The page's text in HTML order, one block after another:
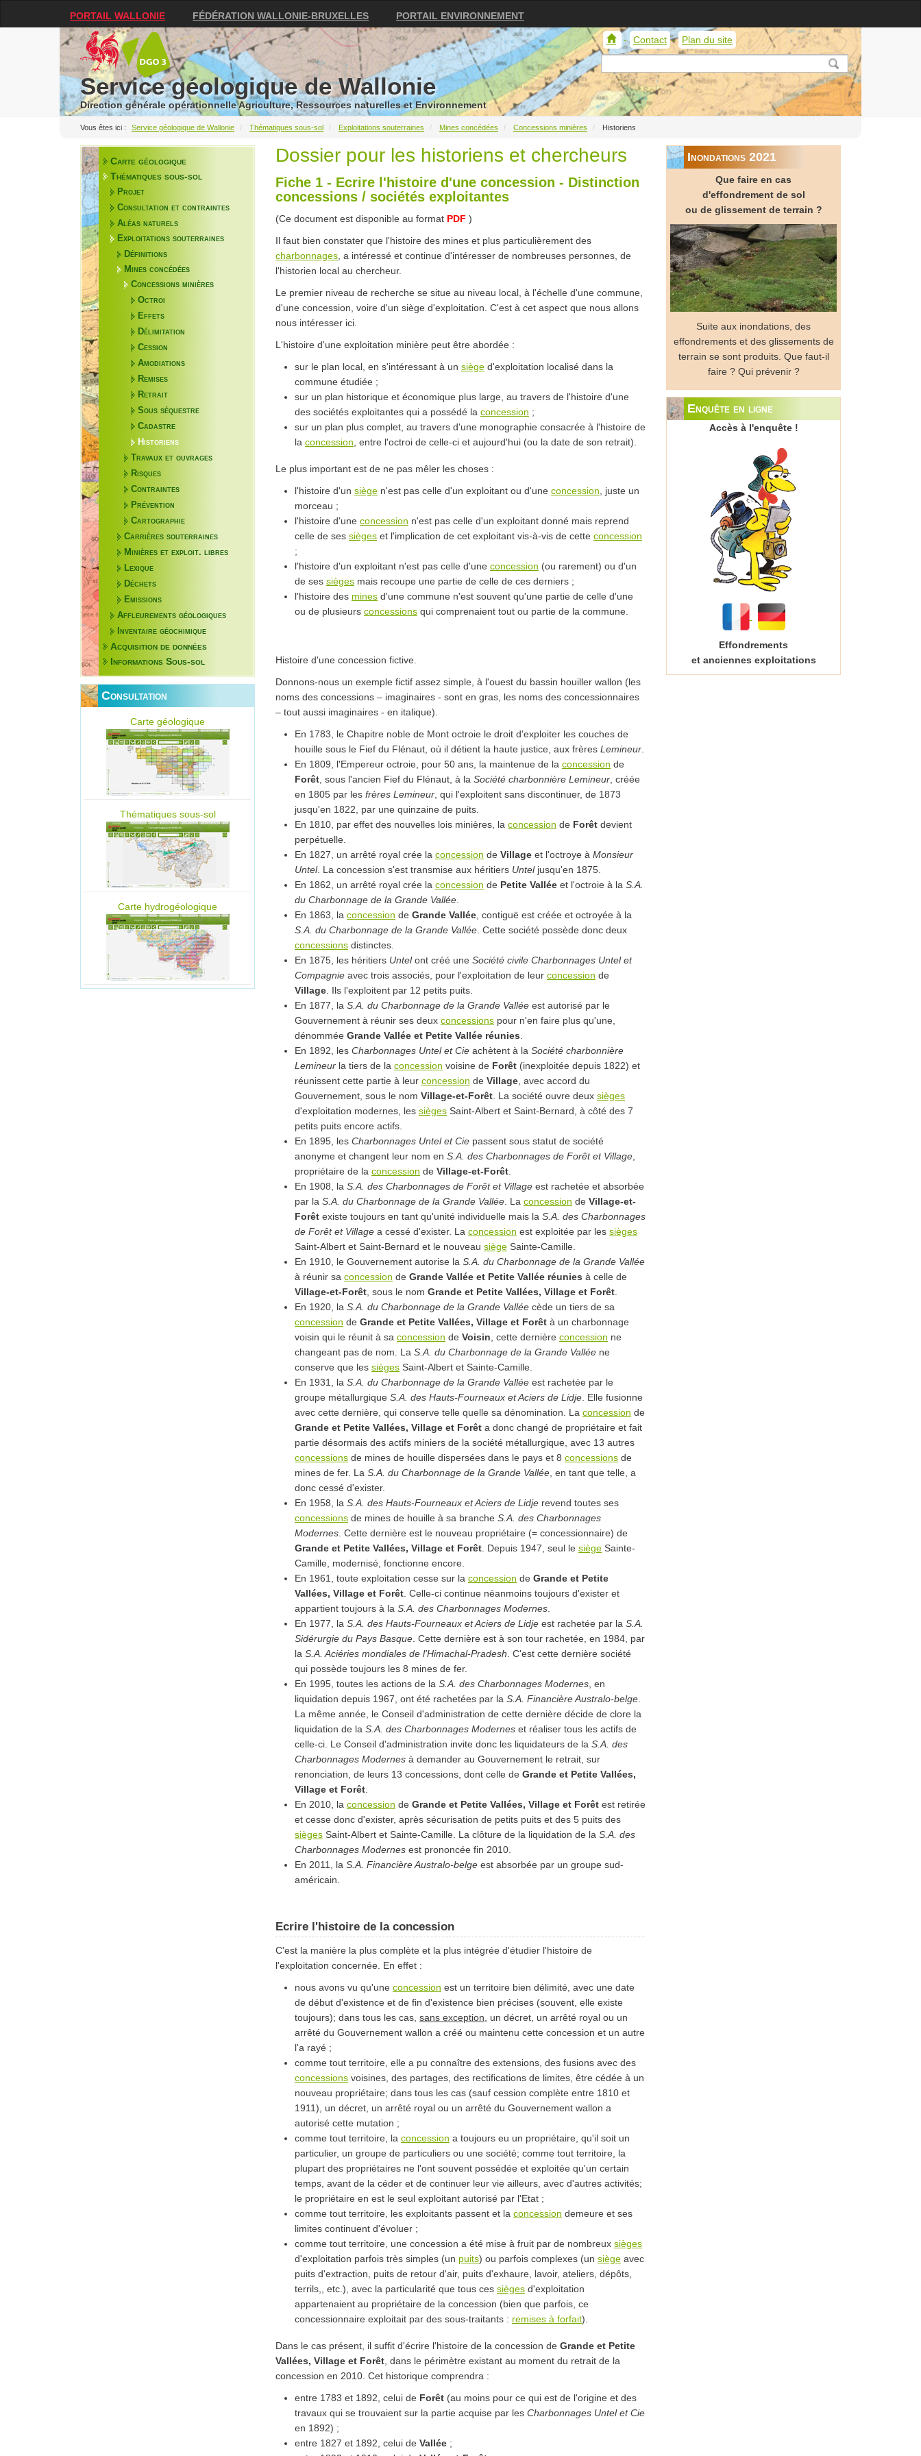
PORTAIL WALLONIE FÉDÉRATION WALLONIE-BRUXELLES PORTAIL ENVIRONNEMENT
Service géologique de Wallonie
Direction générale opérationnelle Agriculture, Ressources naturelles et Environnement
Service
de
Wallonie
Contact Plan du site
Service géologique de Wallonie Thématiques sous-sol Exploitations souterraines Mines concédées Concessions minières Historiens
Carte géologique
Thématiques sous-sol
Projet
Consultation et contraintes
Aléas naturels
Exploitations souterraines
Définitions
Mines concédées
Concessions minières
Octroi
Effets
Délimitation
Cession
Amodiations
Remises
Retrait
Sous séquestre
Cadastre
Historiens
Travaux et ouvrages
Risques
Contraintes
Prévention
Cartographie
Carrières souterraines
Minières et exploit. libres
Lexique
Déchets
Emissions
Affleurements géologiques
Inventaire géochimique
Acquisition de données
Informations Sous-sol
Consultation
Carte géologique
Thématiques sous-sol
Carte hydrogéologique
Dossier pour les historiens et chercheurs
Fiche 1 - Ecrire l'histoire d'une concession - Distinction
concessions / sociétés exploitantes
(Ce document est disponible au format PDF )
Il faut bien constater que l'histoire des mines et plus particulièrement des
charbonnages , a intéressé et continue d'intéresser de nombreuses personnes, de
l'historien local au chercheur.
Le premier niveau de recherche se situe au niveau local, à l'échelle d'une commune,
d'une concession, voire d'un siège d'exploitation. C'est à cet aspect que nous allons
nous intéresser ici.
L'histoire d'une exploitation minière peut être abordée :
sur le plan local, en s'intéressant à un siège d'exploitation localisé dans la
commune étudiée ;
sur un plan historique et économique plus large, au travers de l'histoire d'une
des sociétés exploitantes qui a possédé la concession ;
sur un plan plus complet, au travers d'une monographie consacrée à l'histoire de
la concession , entre l'octroi de celle-ci et aujourd'hui (ou la date de son retrait).
Le plus important est de ne pas mêler les choses :
l'histoire d'un siège n'est pas celle d'un exploitant ou d'une concession , juste un
morceau ;
l'histoire d'une concession n'est pas celle d'un exploitant donné mais reprend
celle de ses sièges et l'implication de cet exploitant vis-à-vis de cette concession
;
l'histoire d'un exploitant n'est pas celle d'une concession (ou rarement) ou d'un
de ses sièges mais recoupe une partie de celle de ces derniers ;
l'histoire des mines d'une commune n'est souvent qu'une partie de celle d'une
ou de plusieurs concessions qui comprenaient tout ou partie de la commune.
Histoire d'une concession fictive.
Donnons-nous un exemple fictif assez simple, à l'ouest du bassin houiller wallon (les
noms des concessions – imaginaires - sont en gras, les noms des concessionnaires
– tout aussi imaginaires - en italique).
En 1783, le Chapitre noble de Mont octroie le droit d'exploiter les couches de
houille sous le Fief du Flénaut, où il détient la haute justice, aux frères Lemineur
En 1809, l'Empereur octroie, pour 50 ans, la maintenue de la concession de
Forêt , sous l'ancien Fief du Flénaut, à la Société charbonnière Lemineur , créée
en 1805 par les frères Lemineur , qui l'exploitent sans discontinuer, de 1873
jusqu'en 1822, par une quinzaine de puits.
En 1810, par effet des nouvelles lois minières, la concession de Forêt devient
perpétuelle.
En 1827, un arrêté royal crée la concession de Village et l'octroye à Monsieur
Untel. La concession s'est transmise aux héritiers Unteljusqu'en 1875.
En 1862, un arrêté royal crée la concession de Petite Vallée et l'octroie à la S.A.
du Charbonnage de la Grande Vallée
En 1863, la concession de Grande Vallée , contiguë est créée et octroyée à la
S.A. du Charbonnage de la Grande Vallée . Cette société possède donc deux
concessions distinctes.
En 1875, les héritiers Untelont créé une Société civile Charbonnages Untel et
Compagnie avec trois associés, pour l'exploitation de leur concession de
Village . Ils l'exploitent par 12 petits puits.
En 1877, la S.A. du Charbonnage de la Grande Vallée est autorisé par le
Gouvernement à réunir ses deux concessions pour n'en faire plus qu'une,
dénommée Grande Vallée et Petite Vallée réunies
En 1892, les Charbonnages Untel et Cie achètent à la Société charbonnière
Lemineur la tiers de la concession voisine de Forêt (inexploitée depuis 1822) et
réunissent cette partie à leur concession de Village , avec accord du
Gouvernement, sous le nom Village-et-Forêt . La société ouvre deux sièges
d'exploitation modernes, les sièges Saint-Albert et Saint-Bernard, à côté des 7
petits puits encore actifs.
En 1895, les Charbonnages Untel et Cie passent sous statut de société
anonyme et changent leur nom en S.A. des Charbonnages de Forêt et Village
propriétaire de la concession de Village-et-Forêt
En 1908, la S.A. des Charbonnages de Forêt et Village est rachetée et absorbée
par la S.A. du Charbonnage de la Grande Vallée . La concession de Village-et-
Forêt existe toujours en tant qu'unité individuelle mais la S.A. des Charbonnages
de Forêt et Village a cessé d'exister. La concession est exploitée par les sièges
Saint-Albert et Saint-Bernard et le nouveau siège Sainte-Camille.
En 1910, le Gouvernement autorise la S.A. du Charbonnage de la Grande Vallée
à réunir sa concession de Grande Vallée et Petite Vallée réunies à celle de
Village-et-Forêt , sous le nom Grande et Petite Vallées, Village et Forêt
En 1920, la S.A. du Charbonnage de la Grande Vallée cède un tiers de sa
concession de Grande et Petite Vallées, Village et Forêt à un charbonnage
voisin qui le réunit à sa concession de Voisin , cette dernière concession ne
changeant pas de nom. La S.A. du Charbonnage de la Grande Vallée ne
conserve que les sièges Saint-Albert et Sainte-Camille.
En 1931, la S.A. du Charbonnage de la Grande Vallée est rachetée par le
groupe métallurgique S.A. des Hauts-Fourneaux et Aciers de Lidje . Elle fusionne
avec cette dernière, qui conserve telle quelle sa dénomination. La concession de
Grande et Petite Vallées, Village et Forêt a donc changé de propriétaire et fait
partie désormais des actifs miniers de la société métallurgique, avec 13 autres
concessions de mines de houille dispersées dans le pays et 8 concessions de
mines de fer. La S.A. du Charbonnage de la Grande Vallée , en tant que telle, a
donc cessé d'exister.
En 1958, la S.A. des Hauts-Fourneaux et Aciers de Lidje revend toutes ses
concessions de mines de houille à sa branche S.A. des Charbonnages
Modernes . Cette dernière est le nouveau propriétaire (= concessionnaire) de
Grande et Petite Vallées, Village et Forêt . Depuis 1947, seul le siège Sainte-
Camille, modernisé, fonctionne encore.
En 1961, toute exploitation cesse sur la concession de Grande et Petite
Vallées, Village et Forêt . Celle-ci continue néanmoins toujours d'exister et
appartient toujours à la S.A. des Charbonnages Modernes
En 1977, la S.A. des Hauts-Fourneaux et Aciers de Lidje est rachetée par la S.A.
Sidérurgie du Pays Basque . Cette dernière est à son tour rachetée, en 1984, par
la S.A. Aciéries mondiales de l'Himachal-Pradesh . C'est cette dernière société
qui possède toujours les 8 mines de fer.
En 1995, toutes les actions de la S.A. des Charbonnages Modernes , en
liquidation depuis 1967, ont été rachetées par la S.A. Financière Australo-belge
La même année, le Conseil d'administration de cette dernière décide de clore la
liquidation de la S.A. des Charbonnages Modernes et réaliser tous les actifs de
celle-ci. Le Conseil d'administration invite donc les liquidateurs de la S.A. des
Charbonnages Modernes à demander au Gouvernement le retrait, sur
renonciation, de leurs 13 concessions, dont celle de Grande et Petite Vallées,
Village et Forêt
En 2010, la concession de Grande et Petite Vallées, Village et Forêt est retirée
et cesse donc d'exister, après sécurisation de petits puits et des 5 puits des
sièges Saint-Albert et Sainte-Camille. La clôture de la liquidation de la S.A. des
Charbonnages Modernes est prononcée fin 2010.
En 2011, la S.A. Financière Australo-belge est absorbée par un groupe sud-
américain.
Ecrire l'histoire de la concession
C'est la manière la plus complète et la plus intégrée d'étudier l'histoire de
l'exploitation concernée. En effet :
nous avons vu qu'une concession est un territoire bien délimité, avec une date
de début d'existence et de fin d'existence bien précises (souvent, elle existe
toujours); dans tous les cas, sans exception , un décret, un arrêté royal ou un
arrêté du Gouvernement wallon a créé ou maintenu cette concession et un autre
l'a rayé ;
comme tout territoire, elle a pu connaître des extensions, des fusions avec des
concessions voisines, des partages, des rectifications de limites, être cédée à un
nouveau propriétaire; dans tous les cas (sauf cession complète entre 1810 et
1911), un décret, un arrêté royal ou un arrêté du Gouvernement wallon a
autorisé cette mutation ;
comme tout territoire, la concession a toujours eu un propriétaire, qu'il soit un
particulier, un groupe de particuliers ou une société; comme tout territoire, la
plupart des propriétaires ne l'ont souvent possédée et exploitée qu'un certain
temps, avant de la céder et de continuer leur vie ailleurs, avec d'autres activités;
le propriétaire en est le seul exploitant autorisé par l'Etat ;
comme tout territoire, les exploitants passent et la concession demeure et ses
limites continuent d'évoluer ;
comme tout territoire, une concession a été mise à fruit par de nombreux sièges
d'exploitation parfois très simples (un puits) ou parfois complexes (un siège avec
puits d'extraction, puits de retour d'air, puits d'exhaure, lavoir, ateliers, dépôts,
terrils,, etc.), avec la particularité que tous ces sièges d'exploitation
appartenaient au propriétaire de la concession (bien que parfois, ce
concessionnaire exploitait par des sous-traitants : remises à forfait).
Dans le cas présent, il suffit d'écrire l'histoire de la concession de Grande et Petite
Vallées, Village et Forêt , dans le périmètre existant au moment du retrait de la
concession en 2010. Cet historique comprendra :
entre 1783 et 1892, celui de Forêt (au moins pour ce qui est de l'origine et des
travaux qui se trouvaient sur la partie acquise par les Charbonnages Untel et Cie
en 1892) ;
entre 1827 et 1892, celui de Vallée ;
Inondations 2021
Que faire en cas
d'effondrement de sol
ou de glissement de terrain ?
Suite aux inondations, des
effondrements et des glissements de
terrain se sont produits. Que faut-il
faire ? Qui prévenir ?
Enquête en ligne
Accès à l'enquête !
Effondrements
et anciennes exploitations